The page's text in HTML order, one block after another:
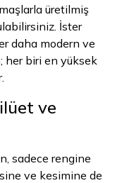
üretilmiş
İster
daha modern ve
her biri en yüksek
ve
sadece rengine
ve kesimine de